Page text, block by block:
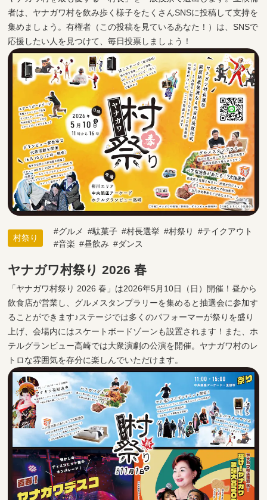
者は、ヤナガワ村を飲み歩く様子をたくさんSNSに投稿して支持を
集めましょう。有権者（この投稿を見ているあなた！）は、SNSで
応援したい人を見つけて、毎日投票しましょう！
村祭り
グルメ 駄菓子 村長選挙 村祭り
テイクアウト
音楽
昼飲み ダンス
ヤナガワ村祭り 2026 春
「ヤナガワ村祭り 2026 春」は2026年5月10日（日）開催！昼から
飲食店が営業し、グルメスタンプラリーを集めると抽選会に参加す
ることができます♪ステージでは多くのパフォーマーが祭りを盛り
上げ、会場内にはスケートボードゾーンも設置されます！また、ホ
テルグランビュー高崎では大衆演劇の公演を開催。ヤナガワ村のレ
トロな雰囲気を存分に楽しんでいただけます。